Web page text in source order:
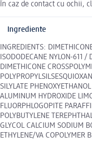
În caz de contact cu ochii,
Ingrediente
INGREDIENTS:
ISODODECANE NYLON-611 /
DIMETHICONE
SILYLATE
ALUMINUM HYDROXIDE
FLUORPHLOGOPITE
POLYBUTYLENE
GLYCOL CALCIUM SODIUM
ETHYLENE/VA COPOLYMER